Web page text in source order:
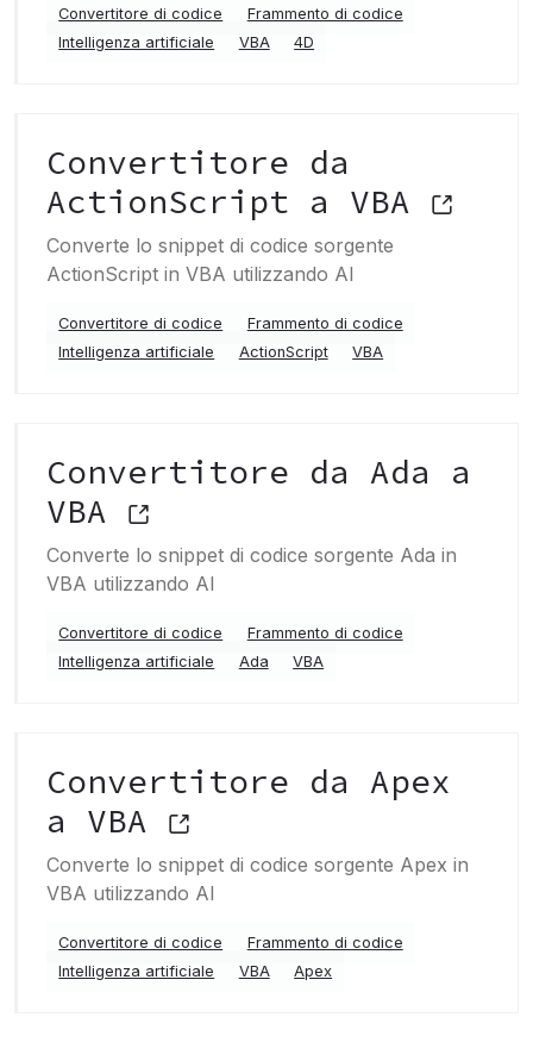
Convertitore di codice
Frammento di codice
Intelligenza artificiale
VBA 4D
Convertitore da
ActionScript a VBA
Converte lo snippet di codice sorgente
ActionScript in VBA utilizzando AI
Convertitore di codice
Frammento di codice
Intelligenza artificiale
ActionScript VBA
Convertitore da Ada a
VBA
Converte lo snippet di codice sorgente Ada in
VBA utilizzando AI
Convertitore di codice
Frammento di codice
Intelligenza artificiale
Ada VBA
Convertitore da Apex
a VBA
Converte lo snippet di codice sorgente Apex in
VBA utilizzando AI
Convertitore di codice
Frammento di codice
Intelligenza artificiale
VBA Apex